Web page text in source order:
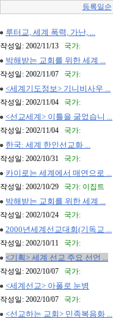
등록일순
루터교, 세계 폭력, 가난, ...
작성일: 2002/11/13 국가:
박해받는 교회를 위한 세계 ...
작성일: 2002/11/07 국가:
<세계기도정보> 기니비사우 ...
작성일: 2002/11/04 국가:
<선교세계> 이틀을 굶었습니 ...
작성일: 2002/11/04 국가:
한국: 세계 한인선교화 ...
작성일: 2002/10/31 국가:
카이로는 세계에서 매연으로 ...
작성일: 2002/10/29 국가: 이집트
박해받는 교회를 위한 세계 ...
작성일: 2002/10/24 국가:
2000년세계선교대회(기독교 ...
작성일: 2002/10/11 국가:
<기획> 세계 선교 주요 선언 ...
작성일: 2002/10/07 국가:
<세계선교> 아폴로 눈병
작성일: 2002/10/07 국가:
<선교하는 교회> 민족복음화 ...